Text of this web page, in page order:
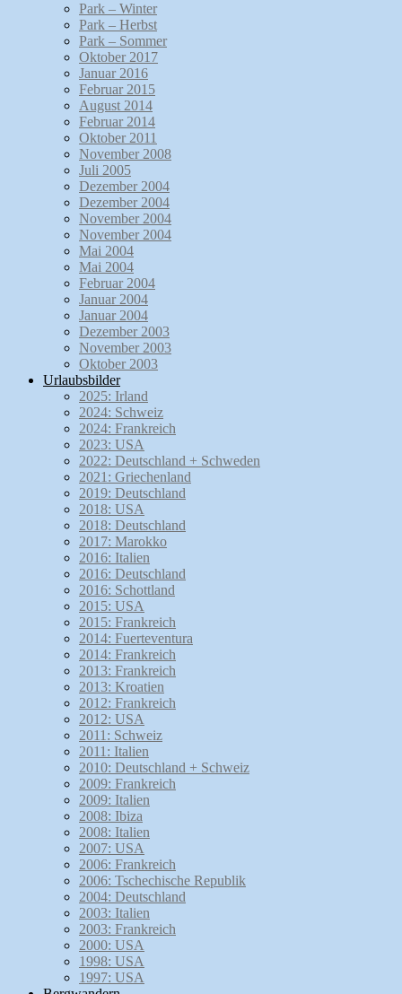
Park – Winter
Park – Herbst
Park – Sommer
Oktober 2017
Januar 2016
Februar 2015
August 2014
Februar 2014
Oktober 2011
November 2008
Juli 2005
Dezember 2004
Dezember 2004
November 2004
November 2004
Mai 2004
Mai 2004
Februar 2004
Januar 2004
Januar 2004
Dezember 2003
November 2003
Oktober 2003
Urlaubsbilder
2025: Irland
2024: Schweiz
2024: Frankreich
2023: USA
2022: Deutschland + Schweden
2021: Griechenland
2019: Deutschland
2018: USA
2018: Deutschland
2017: Marokko
2016: Italien
2016: Deutschland
2016: Schottland
2015: USA
2015: Frankreich
2014: Fuerteventura
2014: Frankreich
2013: Frankreich
2013: Kroatien
2012: Frankreich
2012: USA
2011: Schweiz
2011: Italien
2010: Deutschland + Schweiz
2009: Frankreich
2009: Italien
2008: Ibiza
2008: Italien
2007: USA
2006: Frankreich
2006: Tschechische Republik
2004: Deutschland
2003: Italien
2003: Frankreich
2000: USA
1998: USA
1997: USA